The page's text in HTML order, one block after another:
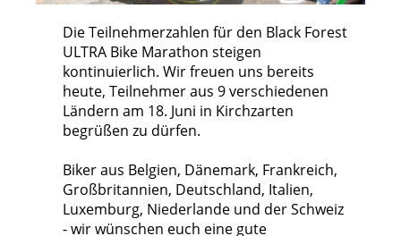
Die Teilnehmerzahlen für den Black Forest
ULTRA Bike Marathon steigen
kontinuierlich. Wir freuen uns bereits
heute, Teilnehmer aus 9 verschiedenen
Ländern am 18. Juni in Kirchzarten
begrüßen zu dürfen.
Biker aus Belgien, Dänemark, Frankreich,
Großbritannien, Deutschland, Italien,
Luxemburg, Niederlande und der Schweiz
- wir wünschen euch eine gute